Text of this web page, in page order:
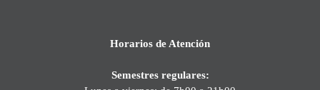
Horarios de Atención
Semestres regulares: